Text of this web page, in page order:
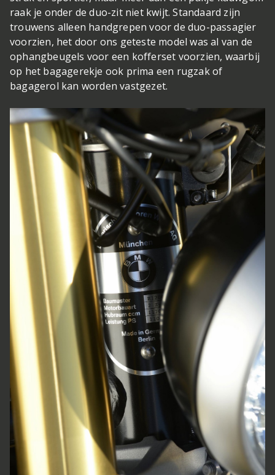
raak je onder de duo-zit niet kwijt. Standaard zijn
trouwens alleen handgrepen voor de duo-passagier
voorzien, het door ons geteste model was al van de
ophangbeugels voor een kofferset voorzien, waarbij
op het bagagerekje ook prima een rugzak of
bagagerol kan worden vastgezet.